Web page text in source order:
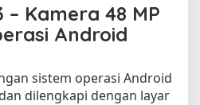
– Kamera 48 MP
Android
sistem operasi Android
dilengkapi dengan layar